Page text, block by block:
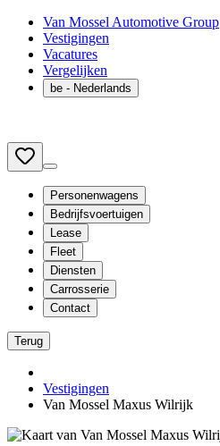
Van Mossel Automotive Group
Vestigingen
Vacatures
Vergelijken
be - Nederlands
Personenwagens
Bedrijfsvoertuigen
Lease
Fleet
Diensten
Carrosserie
Contact
Terug
Vestigingen
Van Mossel Maxus Wilrijk